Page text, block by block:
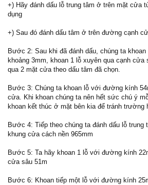
+) Hãy đánh dấu lỗ trung tâm ở trên mặt cửa
dụng
+) Sau đó đánh dấu tâm ở trên đường cạnh
Bước 2: Sau khi đã đánh dấu, chúng ta
khoảng 3mm, khoan 1 lỗ xuyên qua cạnh cửa
qua 2 mặt cửa theo dấu tâm đã chọn.
Bước 3: Chúng ta khoan lỗ với đường kính
cửa. Khi khoan chúng ta nên hết sức chú ý
khoan kết thúc ở mặt bên kia để tránh trường
Bước 4: Tiếp theo chúng ta đánh dấu lỗ
khung cửa cách nền 965mm
Bước 5: Ta hãy khoan 1 lỗ với đường kính
cửa sâu 51m
Bước 6: Khoan tiếp một lỗ với đường kính